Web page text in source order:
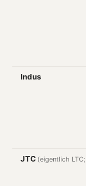
Indus
JTC (eigentlich